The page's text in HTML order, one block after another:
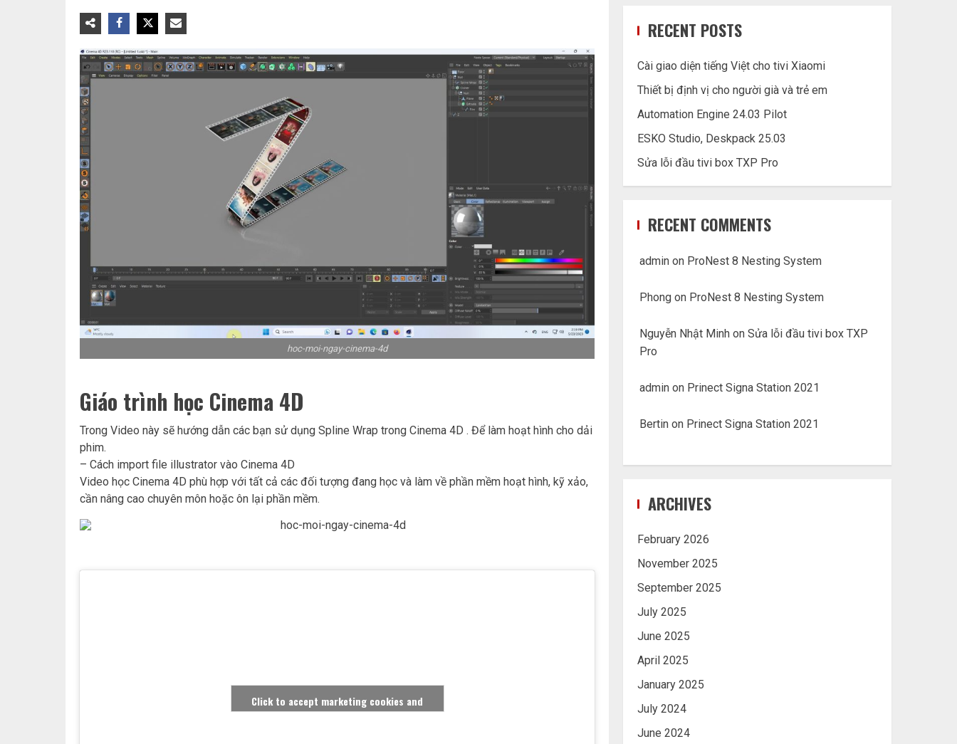
hoc-moi-ngay-cinema-4d
Giáo trình học Cinema 4D
Trong Video này sẽ hướng dẫn các bạn sử dụng Spline Wrap trong Cinema 4D . Để làm hoạt hình cho dải
phim.
– Cách import file illustrator vào Cinema 4D
Video học Cinema 4D phù hợp với tất cả các đối tượng đang học và làm về phần mềm hoạt hình, kỹ xảo,
cần nâng cao chuyên môn hoặc ôn lại phần mềm.
Click to accept marketing cookies and
enable this content
RECENT POSTS
Cài giao diện tiếng Việt cho tivi Xiaomi
Thiết bị định vị cho người già và trẻ em
Automation Engine 24.03 Pilot
ESKO Studio, Deskpack 25.03
Sửa lỗi đầu tivi box TXP Pro
RECENT COMMENTS
admin on ProNest 8 Nesting System
Phong on ProNest 8 Nesting System
Nguyễn Nhật Minh onSửa lỗi đầu tivi box TXP
Pro
admin on Prinect Signa Station 2021
Bertin on Prinect Signa Station 2021
ARCHIVES
February 2026
November 2025
September 2025
July 2025
June 2025
April 2025
January 2025
July 2024
June 2024